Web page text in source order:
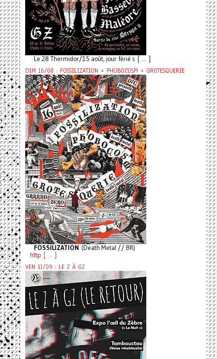
Le 28 Thermidor/15 août, jour férié s [ ... ]
DIM 16/08 : FOSSILIZATION + PHOBOCOSM + GROTESQUERIE
FOSSILIZATION (Death Metal // BR)
http [ ... ]
VEN 11/09 : LE Z À GZ